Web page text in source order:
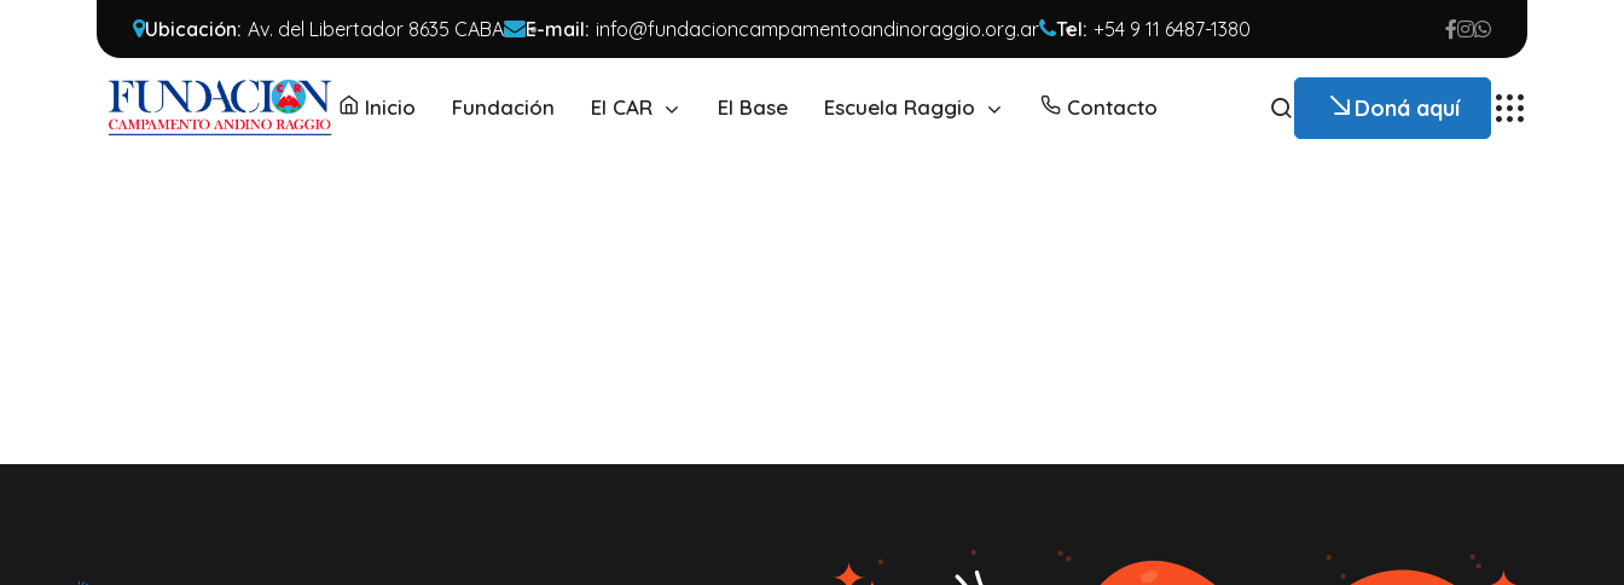
Ubicación: Av. del Libertador 8635 CABA E-mail: info@fundacioncampamentoandinoraggio.org.ar Tel: +54 9 11 6487-1380
Inicio Fundación El CAR El Base Escuela Raggio Contacto Doná aquí